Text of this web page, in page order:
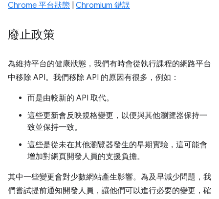
Chrome 平台狀態 Chromium 錯誤
廢止政策
為維持平台的健康狀態，我們有時會從執行課程的網路平台
中移除 API。我們移除 API 的原因有很多，例如：
而是由較新的 API 取代。
這些更新會反映規格變更，以便與其他瀏覽器保持一
致並保持一致。
這些是從未在其他瀏覽器發生的早期實驗，這可能會
增加對網頁開發人員的支援負擔。
其中一些變更會對少數網站產生影響。為及早減少問題，我
們嘗試提前通知開發人員，讓他們可以進行必要的變更，確